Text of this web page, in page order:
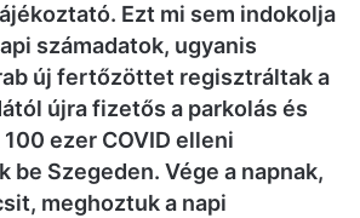
Ezt mi sem indokolja
számadatok, ugyanis
új fertőzöttet regisztráltak a
újra fizetős a parkolás és
ezer COVID elleni
be Szegeden. Vége a napnak,
meghoztuk a napi